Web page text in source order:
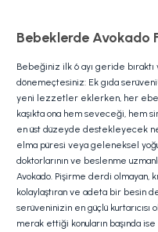
Bebeğiniz ilk 6 ayı geride
dönemeçtesiniz: Ek gıda serüveni!
yeni lezzetler eklerken, her
kaşıkta ona hem seveceği, hem
en üst düzeyde destekleyecek
elma püresi veya geleneksel
doktorlarının ve beslenme
Avokado. Pişirme derdi olmayan,
kolaylaştıran ve adeta bir besin
serüveninizin en güçlü kurtarıcısı
merak ettiği konuların başında